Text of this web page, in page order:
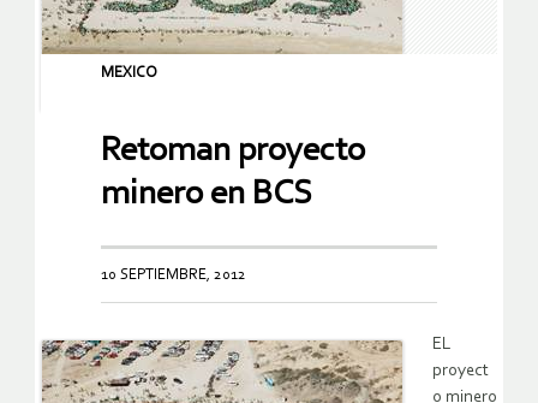
MEXICO
Retoman proyecto
minero en BCS
10 SEPTIEMBRE, 2012
EL
proyect
o minero